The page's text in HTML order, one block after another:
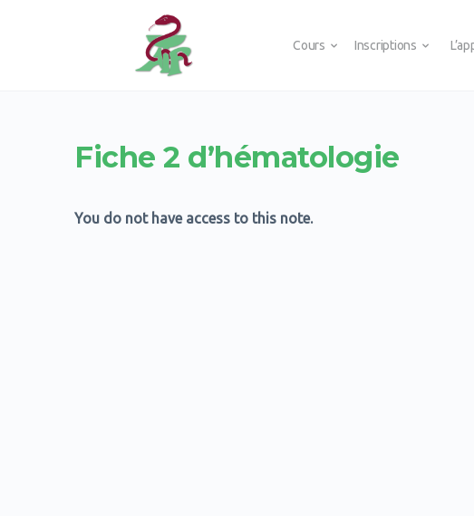
Cours Inscriptions
Fiche 2 d’hématologie
You do not have access to this note.